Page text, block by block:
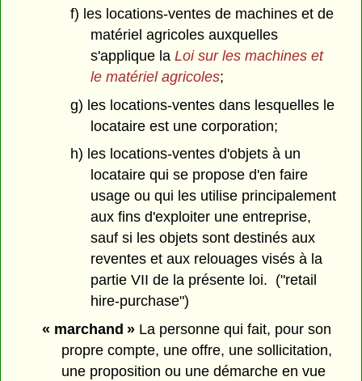
f) les locations-ventes de machines et de
matériel agricoles auxquelles
s'applique la Loi sur les machines et
le matériel agricoles;
g) les locations-ventes dans lesquelles le
locataire est une corporation;
h) les locations-ventes d'objets à un
locataire qui se propose d'en faire
usage ou qui les utilise principalement
aux fins d'exploiter une entreprise,
sauf si les objets sont destinés aux
reventes et aux relouages visés à la
partie VII de la présente loi. ("retail
hire-purchase")
« marchand »La personne qui fait, pour son
propre compte, une offre, une sollicitation,
une proposition ou une démarche en vue